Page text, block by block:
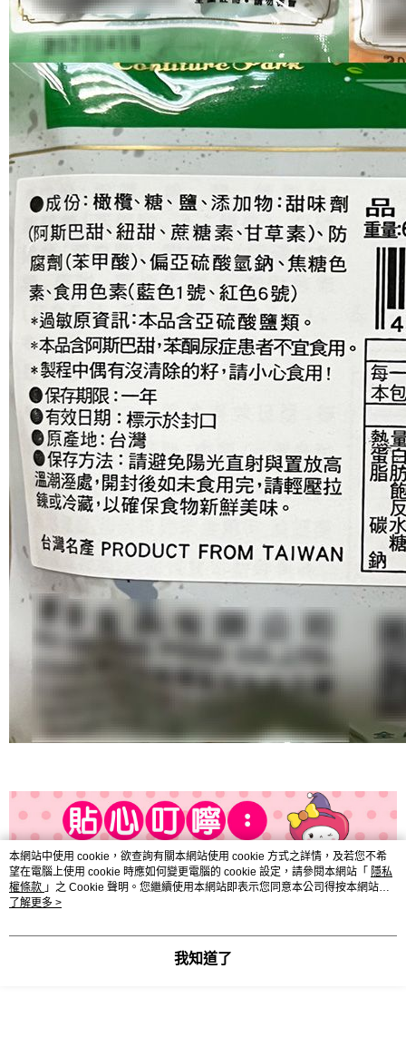
本網站中使用 cookie，欲查詢有關本網站使用 cookie 方式之詳情，及若您不希
望在電腦上使用 cookie 時應如何變更電腦的 cookie 設定，請參閱本網站「 隱私
權條款 」之 Cookie 聲明。您繼續使用本網站即表示您同意本公司得按本網站使
用條款之 Cookie 聲明使用 cookie。
了解更多 >
我知道了